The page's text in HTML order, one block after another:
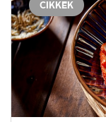
CIKKEK